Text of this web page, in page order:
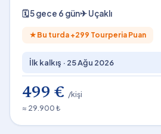
🗓5 gece 6 gün✈Uçaklı
★ Bu turda +299 Tourperia Puan
İlk kalkış · 25 Ağu 2026
499 € /kişi
≈ 29.900 ₺